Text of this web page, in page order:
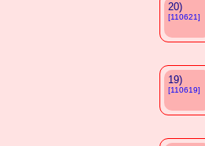
20)
[110621]
19)
[110619]